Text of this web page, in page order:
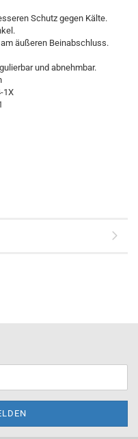
Schutz gegen Kälte.
äußeren Beinabschluss.
und abnehmbar.
1X